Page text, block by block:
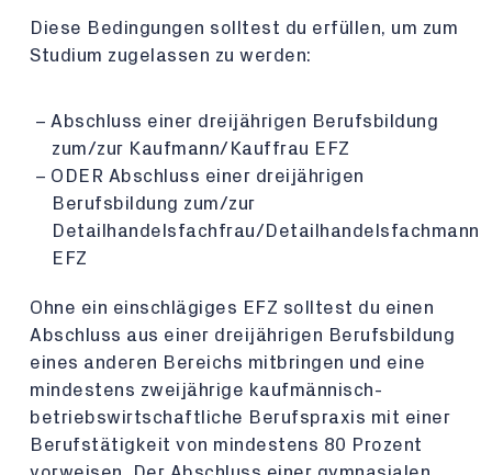
Diese Bedingungen solltest du erfüllen, um zum
Studium zugelassen zu werden:
Abschluss einer dreijährigen Berufsbildung
zum/zur Kaufmann/Kauffrau EFZ
ODER Abschluss einer dreijährigen
Berufsbildung zum/zur
Detailhandelsfachfrau/Detailhandelsfachmann
EFZ
Ohne ein einschlägiges EFZ solltest du einen
Abschluss aus einer dreijährigen Berufsbildung
eines anderen Bereichs mitbringen und eine
mindestens zweijährige kaufmännisch-
betriebswirtschaftliche Berufspraxis mit einer
Berufstätigkeit von mindestens 80 Prozent